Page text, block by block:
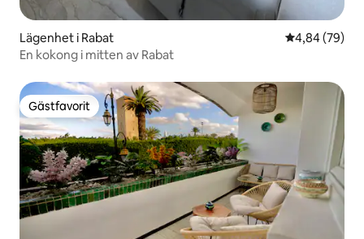
Lägenhet i Rabat 4,84 av 5 i
4,84 (79)
En kokong i mitten av Rabat
Gästfavorit
Gästfavorit